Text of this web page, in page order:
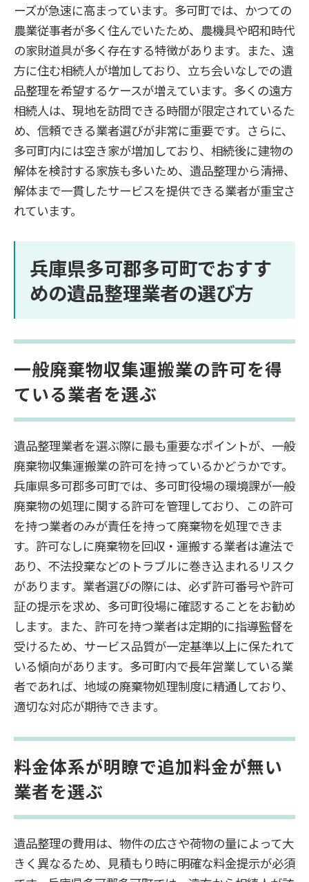
ーズが急速に高まっています。多可町では、かつての
農業従事者が多く住んでいたため、農機具や昭和時代
の家財道具が多く存在する特徴があります。また、遠
方に住む相続人が増加しており、立ち会いなしでの遺
品整理を希望するケースが増えています。多くの遠方
相続人は、現地を訪問できる時間が限定されているた
め、信頼できる業者選びが非常に重要です。さらに、
多可町内には空き家が増加しており、相続後に建物の
解体を検討する家族も多いため、遺品整理から清掃、
解体まで一貫したサービスを提供できる業者が重宝さ
れています。
兵庫県多可郡多可町でおすす
めの遺品整理業者の選び方
一般廃棄物収集運搬業の許可を得
ている業者を選ぶ
遺品整理業者を選ぶ際に最も重要なポイントが、一般
廃棄物収集運搬業の許可を持っているかどうかです。
兵庫県多可郡多可町では、多可町役場の環境課が一般
廃棄物の処理に関する許可を管理しており、この許可
を持つ業者のみが責任を持って廃棄物を処理できま
す。許可なしに廃棄物を回収・運搬する業者は違法で
あり、不法投棄などのトラブルに巻き込まれるリスク
があります。業者選びの際には、必ず許可番号や許可
証の提示を求め、多可町役場に確認することをお勧め
します。また、許可を持つ業者は定期的に指導監督を
受けるため、サービス品質が一定基準以上に保たれて
いる傾向があります。多可町内で長年営業している業
者であれば、地域の廃棄物処理制度に精通しており、
適切な対応が期待できます。
料金体系が明瞭で追加料金が無い
業者を選ぶ
遺品整理の費用は、物件の広さや荷物の量によって大
きく異なるため、見積もり時に明確な料金提示が必須